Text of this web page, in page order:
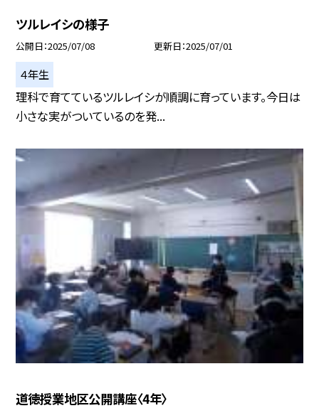
ツルレイシの様子
公開日 2025/07/08 更新日 2025/07/01
４年生
理科で育てているツルレイシが順調に育っています。今日は
小さな実がついているのを発...
道徳授業地区公開講座〈4年〉